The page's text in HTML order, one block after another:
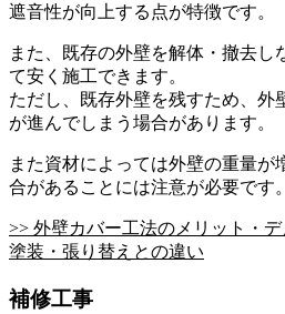
遮音性が向上する点が特徴です。
また、既存の外壁を解体・撤去し
て安く施工できます。
ただし、既存外壁を残すため、外
が進んでしまう場合があります。
また資材によっては外壁の重量が
合があることには注意が必要です。
>> 外壁カバー工法のメリット・
塗装・張り替えとの違い
補修工事